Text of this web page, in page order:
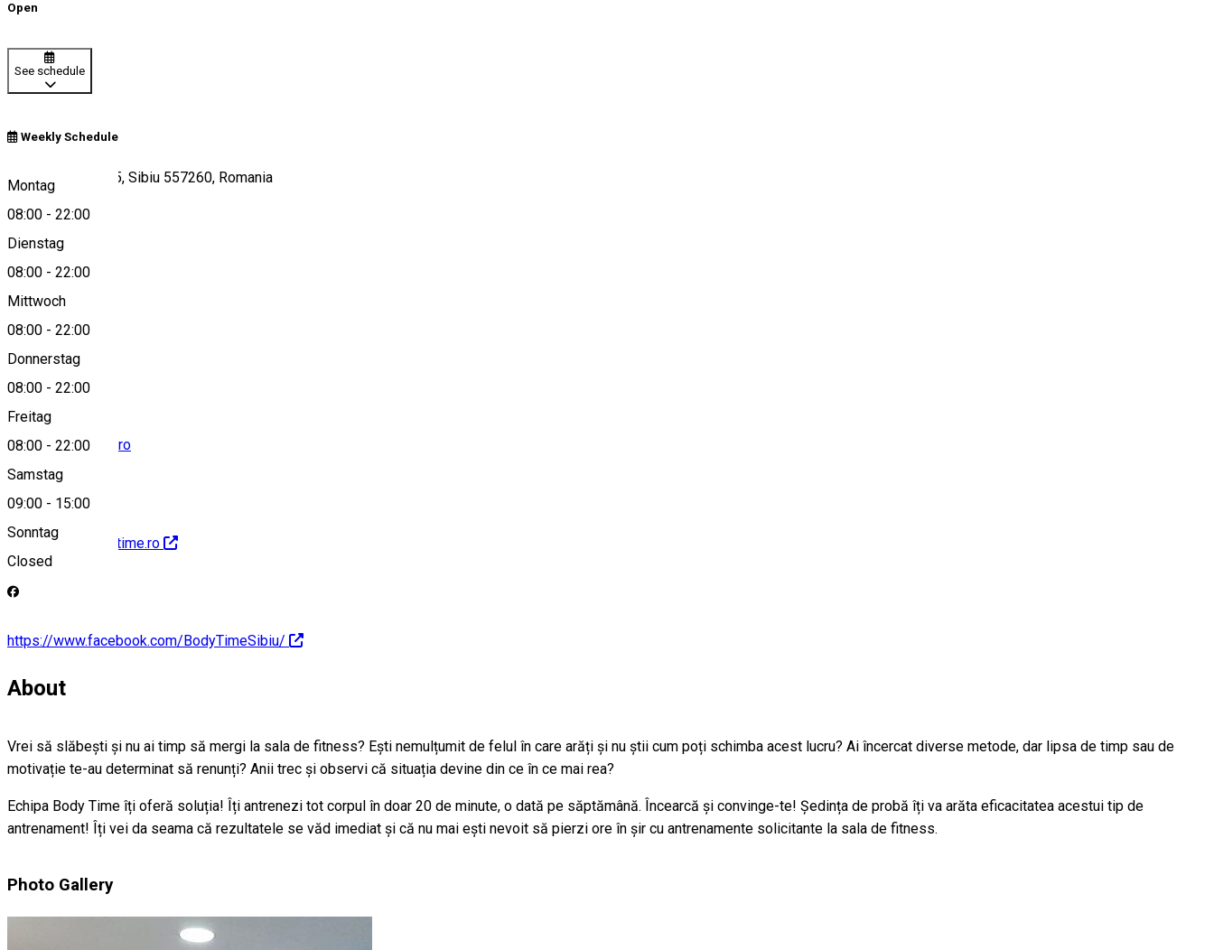
Open
See schedule
Weekly Schedule
Montag
08:00 - 22:00
Dienstag
08:00 - 22:00
Mittwoch
08:00 - 22:00
Donnerstag
08:00 - 22:00
Freitag
08:00 - 22:00
Samstag
09:00 - 15:00
Sonntag
Closed
Strada Rahovei 65, Sibiu 557260, Romania
View on map
sibiu@body-time.ro
http://www.body-time.ro
https://www.facebook.com/BodyTimeSibiu/
About
Vrei să slăbești și nu ai timp să mergi la sala de fitness? Ești nemulțumit de felul în care arăți și nu știi cum poți schimba acest lucru? Ai încercat diverse metode, dar lipsa de timp sau de
motivație te-au determinat să renunți? Anii trec și observi că situația devine din ce în ce mai rea?
Echipa Body Time îți oferă soluția! Îți antrenezi tot corpul în doar 20 de minute, o dată pe săptămână. Încearcă și convinge-te! Ședința de probă îți va arăta eficacitatea acestui tip de
antrenament! Îți vei da seama că rezultatele se văd imediat și că nu mai ești nevoit să pierzi ore în șir cu antrenamente solicitante la sala de fitness.
Photo Gallery